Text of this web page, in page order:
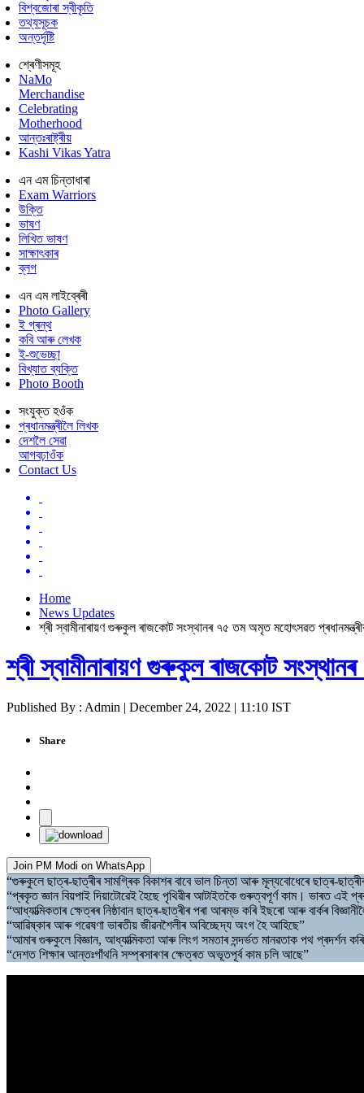
বিশ্বজোৰা স্বীকৃতি
তথ্যসূচক
অন্তৰ্দৃষ্টি
শ্ৰেণীসমূহ
NaMo
Merchandise
Celebrating
Motherhood
আন্তঃৰাষ্ট্ৰীয়
Kashi Vikas Yatra
এন এম চিন্তাধাৰা
Exam Warriors
উক্তি
ভাষণ
লিখিত ভাষণ
সাক্ষাৎকাৰ
ব্লগ
এন এম লাইব্ৰেৰী
Photo Gallery
ই গ্ৰন্থ
কবি আৰু লেখক
ই-শুভেচ্ছা
বিখ্যাত ব্যক্তি
Photo Booth
সংযুক্ত হওঁক
প্ৰধানমন্ত্ৰীলৈ লিখক
দেশলৈ সেৱা
আগবঢ়াওঁক
Contact Us
Home
News Updates
শ্ৰী স্বামীনাৰায়ণ গুৰুকুল ৰাজকোট সংস্থানৰ ৭৫ তম অমৃত মহোৎসৱত
শ্ৰী স্বামীনাৰায়ণ গুৰুকুল ৰাজকোট
Published By : Admin | December 24, 2022 | 11:10 IST
Share
Join PM Modi on WhatsApp
“গুৰুকুলে ছাত্ৰ-ছাত্ৰীৰ সামগ্ৰিক বিকাশৰ বাবে ভাল চিন্তা আৰু মূল্যবোধেৰে ছাত্ৰ-
“প্ৰকৃত জ্ঞান বিয়পাই দিয়াটোৱেই হৈছে পৃথিৱীৰ আটাইতকৈ গুৰুত্বপূৰ্ণ কাম। ভাৰত এই
“আধ্যাত্মিকতাৰ ক্ষেত্ৰৰ নিষ্ঠাবান ছাত্ৰ-ছাত্ৰীৰ পৰা আৰম্ভ কৰি ইছৰো আৰু বাৰ্কৰ
“আৱিষ্কাৰ আৰু গৱেষণা ভাৰতীয় জীৱনশৈলীৰ অবিচ্ছেদ্য অংগ হৈ আহিছে”
“আমাৰ গুৰুকুলে বিজ্ঞান, আধ্যাত্মিকতা আৰু লিংগ সমতাৰ সন্দৰ্ভত মানৱতাক পথ প্ৰদৰ্শন
“দেশত শিক্ষাৰ আন্তঃগাঁথনি সম্প্ৰসাৰণৰ ক্ষেত্ৰত অভূতপূৰ্ব কাম চলি আছে”